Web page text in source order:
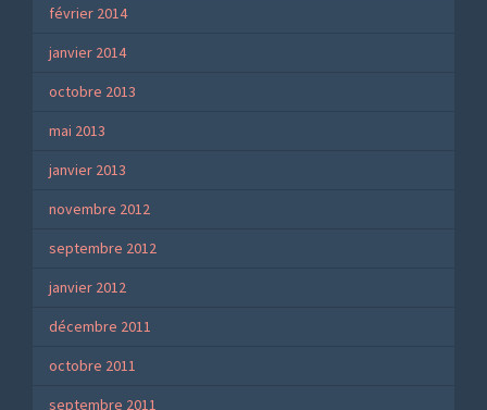
février 2014
janvier 2014
octobre 2013
mai 2013
janvier 2013
novembre 2012
septembre 2012
janvier 2012
décembre 2011
octobre 2011
septembre 2011